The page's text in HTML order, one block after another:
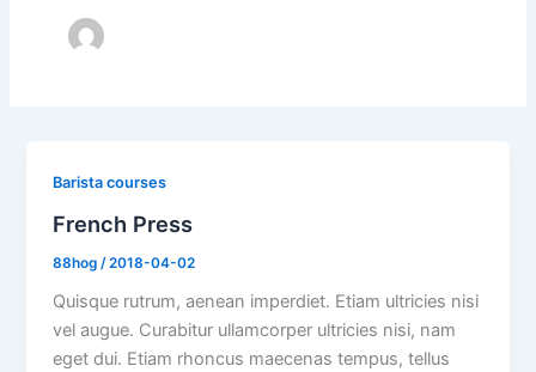
Barista courses
French Press
88hog /2018-04-02
Quisque rutrum, aenean imperdiet. Etiam ultricies nisi
vel augue. Curabitur ullamcorper ultricies nisi, nam
eget dui. Etiam rhoncus maecenas tempus, tellus